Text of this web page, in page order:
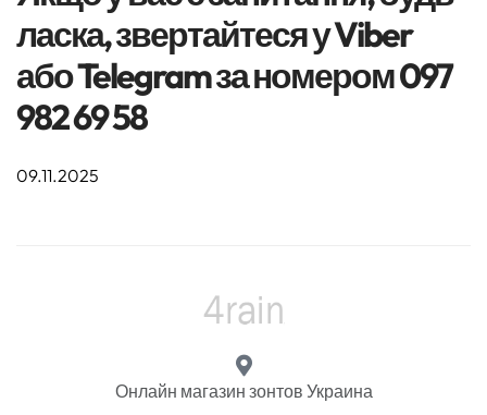
ласка, звертайтеся у Viber
або Telegram за номером 097
982 69 58
09.11.2025
Онлайн магазин зонтов Украина